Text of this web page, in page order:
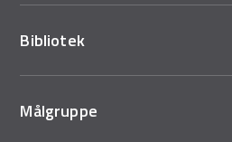
Bibliotek
Målgruppe